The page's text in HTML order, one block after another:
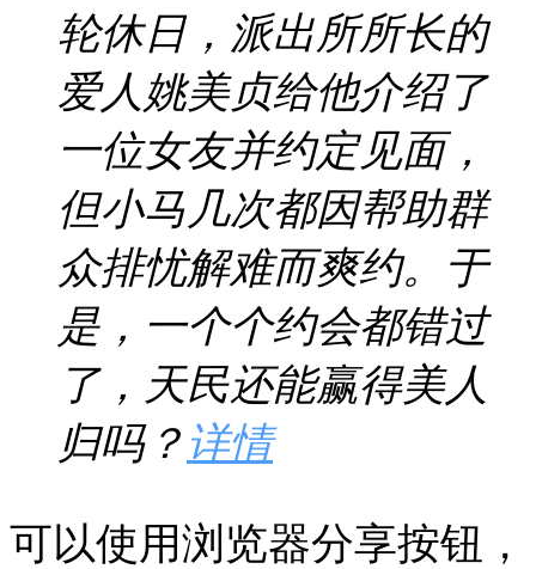
轮休日，派出所所长的
爱人姚美贞给他介绍了
一位女友并约定见面，
但小马几次都因帮助群
众排忧解难而爽约。于
是，一个个约会都错过
了，天民还能赢得美人
归吗？ 详情
可以使用浏览器分享按钮，